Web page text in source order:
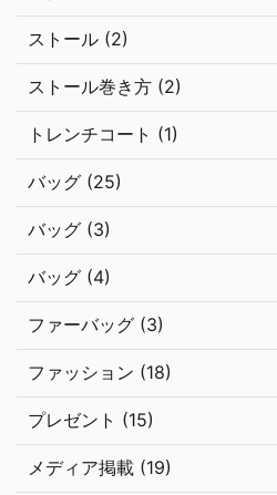
ストール (2)
ストール巻き方 (2)
トレンチコート (1)
バッグ (25)
バッグ (3)
バッグ (4)
ファーバッグ (3)
ファッション (18)
プレゼント (15)
メディア掲載 (19)